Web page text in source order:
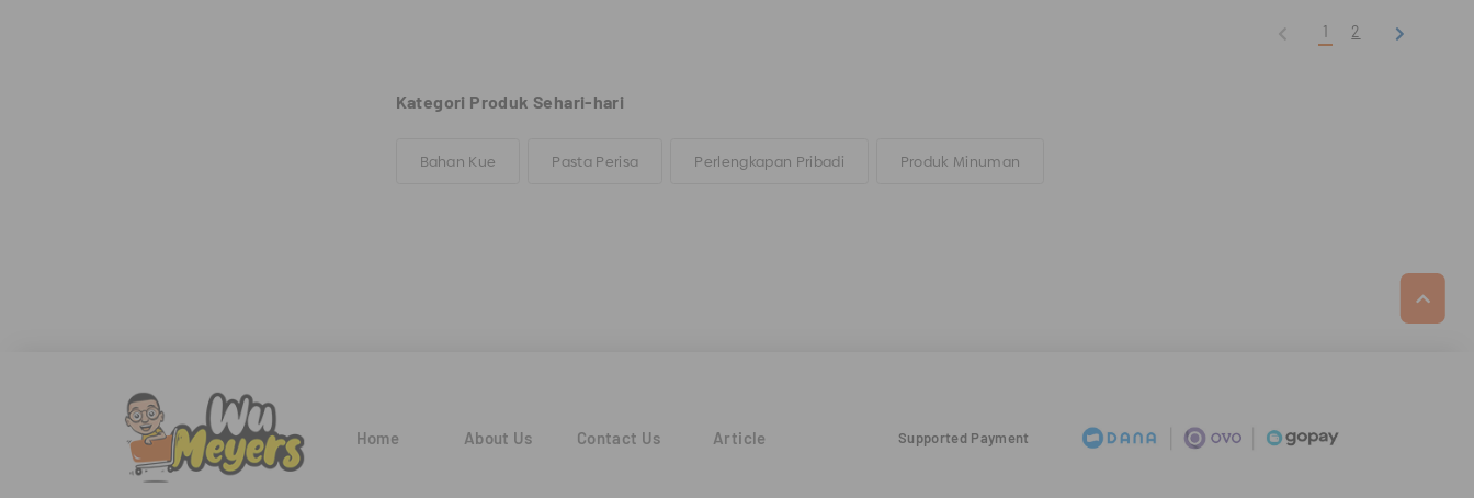
1 2
Kategori Produk Sehari-hari
Bahan Kue Pasta Perisa Perlengkapan Pribadi Produk Minuman
Home About Us Contact Us Article Supported Payment